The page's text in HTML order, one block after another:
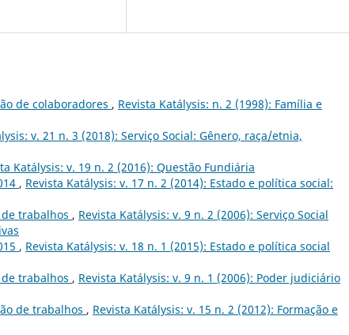
de colaboradores , Revista Katálysis: n. 2 (1998): Família e
v. 21 n. 3 (2018): Serviço Social: Gênero, raça/etnia,
Katálysis: v. 19 n. 2 (2016): Questão Fundiária
, Revista Katálysis: v. 17 n. 2 (2014): Estado e política social:
trabalhos , Revista Katálysis: v. 9 n. 2 (2006): Serviço Social
, Revista Katálysis: v. 18 n. 1 (2015): Estado e política social
trabalhos , Revista Katálysis: v. 9 n. 1 (2006): Poder judiciário
de trabalhos , Revista Katálysis: v. 15 n. 2 (2012): Formação e